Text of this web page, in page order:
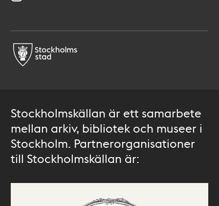
Stockholmskällan är ett samarbete
mellan arkiv, bibliotek och museer i
Stockholm. Partnerorganisationer
till Stockholmskällan är: